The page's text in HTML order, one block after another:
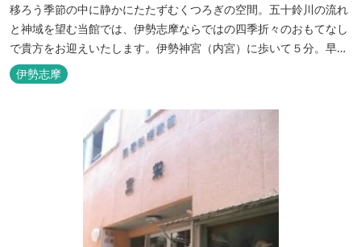
移ろう季節の中に静かにたたずむくつろぎの空間。五十鈴川の流れ
と神域を望む当館では、伊勢志摩ならではの四季折々のおもてなし
で貴方をお迎えいたします。伊勢神宮（内宮）に歩いて５分。早朝
参拝を体験できます。
伊勢志摩